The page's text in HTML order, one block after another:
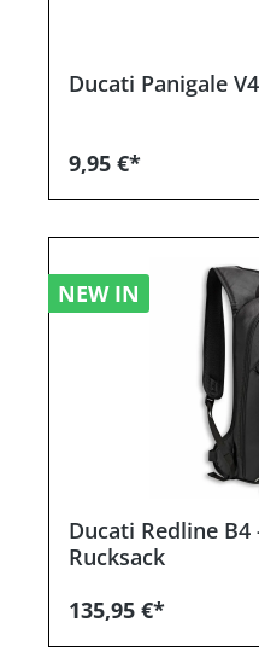
Ducati Panigale
9,95 €*
NEW IN
Ducati Redline
Rucksack
135,95 €*